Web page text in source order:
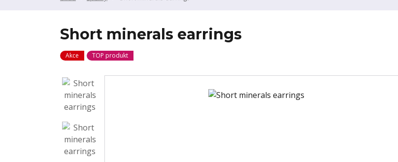
Short minerals earrings
Akce TOP produkt